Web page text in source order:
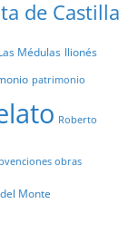
de Castilla
Médulas llionés
patrimonio
Roberto
obras
Monte